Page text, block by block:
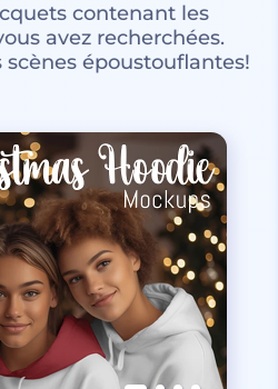
contenant les
avez recherchées.
époustouflantes!